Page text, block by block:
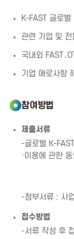
m
o
i
o
K-FAST 글로
관련 기업 및
국내외
기업 애로사항
참여방법
제출서류
-글로벌 K-
·이용에 관한 동
-첨부서류 : 사
접수방법
-서류 작성 후